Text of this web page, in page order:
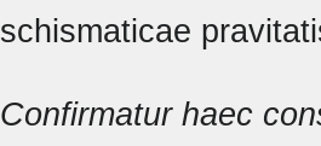
schismaticae
Confirmatur haec